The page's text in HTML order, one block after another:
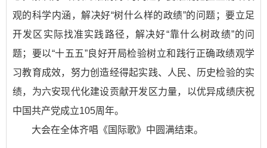
观的科学内涵，解决好“树什么样的政绩”的问题；要立足
开发区实际找准实践路径，解决好“靠什么树政绩”的问
题；要以“十五五”良好开局检验树立和践行正确政绩观学
习教育成效，努力创造经得起实践、人民、历史检验的实
绩，为六安现代化建设贡献开发区力量，以优异成绩庆祝
中国共产党成立105周年。
大会在全体齐唱《国际歌》中圆满结束。